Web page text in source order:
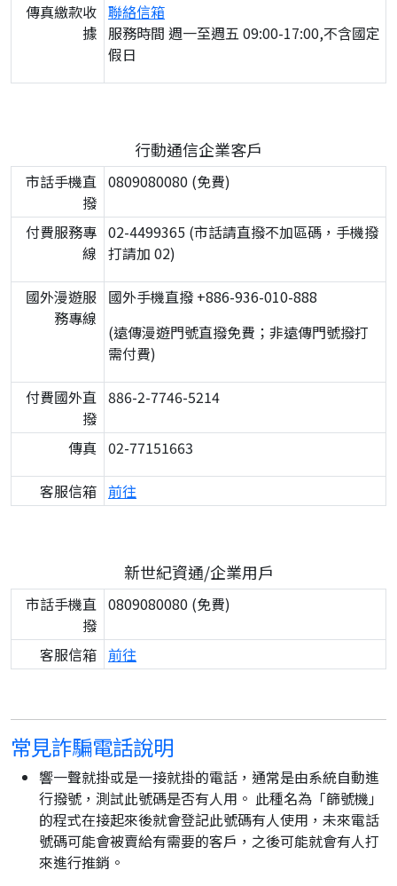
傳真繳款收
據
聯絡信箱
服務時間 週一至週五 09:00-17:00,不含國定
假日
行動通信企業客戶
市話手機直
撥
0809080080 (免費)
付費服務專
線
02-4499365 (市話請直撥不加區碼，手機撥
打請加 02)
國外漫遊服
務專線
國外手機直撥 +886-936-010-888
(遠傳漫遊門號直撥免費；非遠傳門號撥打
需付費)
付費國外直
撥
886-2-7746-5214
傳真 02-77151663
客服信箱 前往
新世紀資通/企業用戶
市話手機直
撥
0809080080 (免費)
客服信箱 前往
常見詐騙電話說明
響一聲就掛或是一接就掛的電話，通常是由系統自動進
行撥號，測試此號碼是否有人用。 此種名為「篩號機」
的程式在接起來後就會登記此號碼有人使用，未來電話
號碼可能會被賣給有需要的客戶，之後可能就會有人打
來進行推銷。